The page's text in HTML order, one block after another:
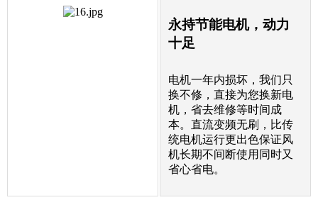
永持节能电机，动力
十足
电机一年内损坏，我们只
换不修，直接为您换新电
机，省去维修等时间成
本。直流变频无刷，比传
统电机运行更出色保证风
机长期不间断使用同时又
省心省电。